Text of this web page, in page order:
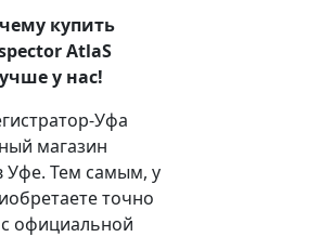
купить
AtlaS
у нас!
Уфа
магазин
Уфе. Тем самым, у
точно
официальной